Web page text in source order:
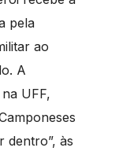
pela
ao
A
UFF,
dentro”, às